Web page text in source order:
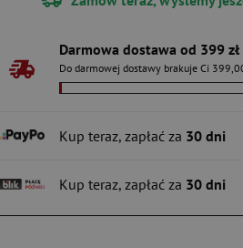
Darmowa dostawa od 399 zł
Do darmowej dostawy brakuje Ci
Kup teraz, zapłać za 30 dni
Kup teraz, zapłać za 30 dni